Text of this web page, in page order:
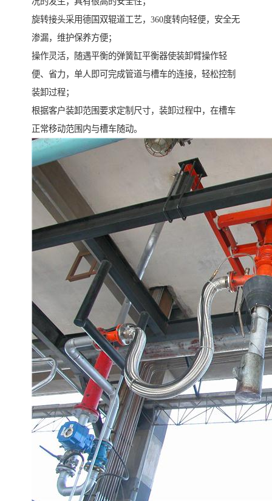
旋转接头采用德国双辊道工艺，360度转向轻便，安全无
渗漏，维护保养方便；
操作灵活，随遇平衡的弹簧缸平衡器使装卸臂操作轻
便、省力，单人即可完成管道与槽车的连接，轻松控制
装卸过程；
根据客户装卸范围要求定制尺寸，装卸过程中，在槽车
正常移动范围内与槽车随动。